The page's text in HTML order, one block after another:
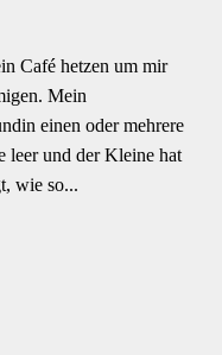
Café hetzen um mir
Mein
einen oder mehrere
leer und der Kleine hat
wie so...